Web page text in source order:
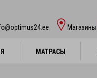
Магазины
МАТРАСЫ
МАТРАСЫ